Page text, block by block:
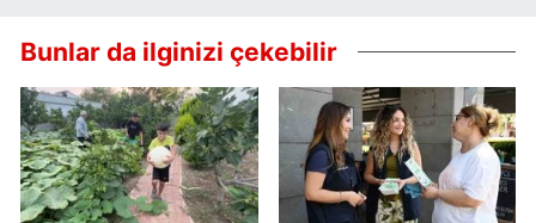
Bunlar da ilginizi çekebilir